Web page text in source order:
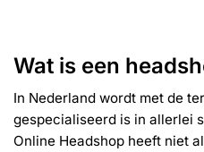
Wat is een
In Nederland wordt met de
gespecialiseerd is in allerlei
Online Headshop heeft niet